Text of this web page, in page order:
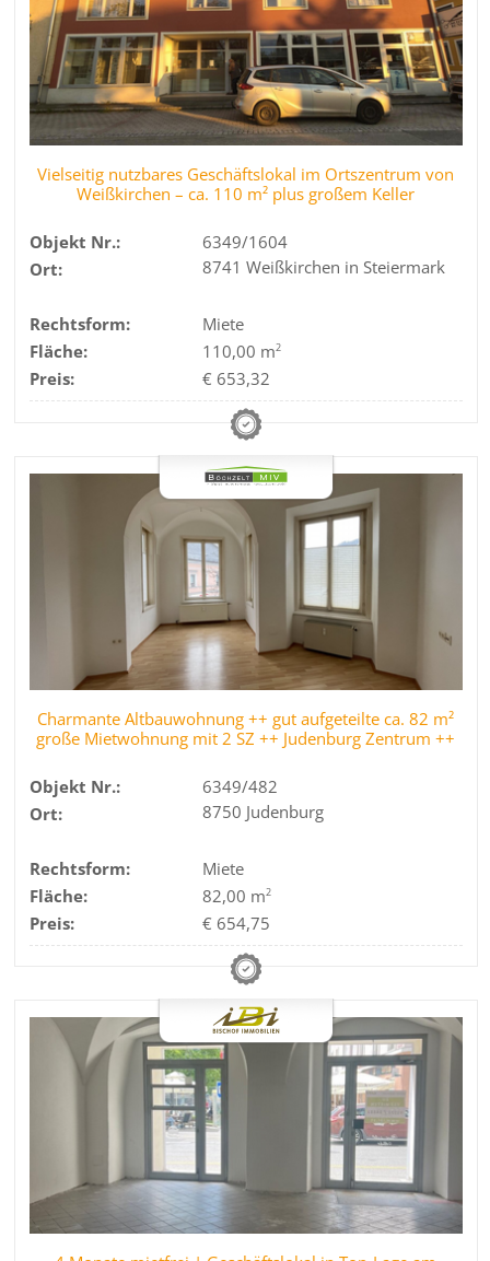
Vielseitig nutzbares Geschäftslokal im Ortszentrum von
Weißkirchen – ca. 110 m² plus großem Keller
Objekt Nr.:
6349/1604
Ort:
8741 Weißkirchen in Steiermark
Rechtsform:
Miete
Fläche:
110,00 m2
Preis: € 653,32
Charmante Altbauwohnung ++ gut aufgeteilte ca. 82 m²
große Mietwohnung mit 2 SZ ++ Judenburg Zentrum ++
Objekt Nr.:
6349/482
Ort:
8750 Judenburg
Rechtsform:
Miete
Fläche:
82,00 m2
Preis: € 654,75